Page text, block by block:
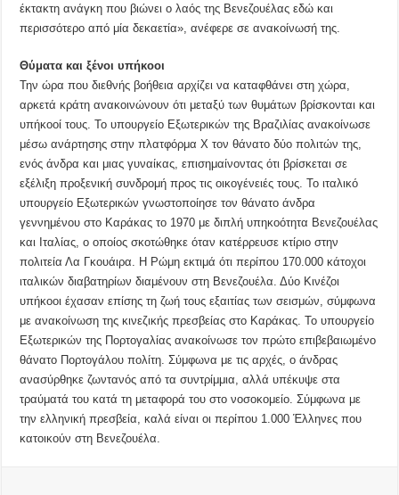
έκτακτη ανάγκη που βιώνει ο λαός της Βενεζουέλας εδώ και
περισσότερο από μία δεκαετία», ανέφερε σε ανακοίνωσή της.
Θύματα και ξένοι υπήκοοι
Την ώρα που διεθνής βοήθεια αρχίζει να καταφθάνει στη χώρα,
αρκετά κράτη ανακοινώνουν ότι μεταξύ των θυμάτων βρίσκονται και
υπήκοοί τους. Το υπουργείο Εξωτερικών της Βραζιλίας ανακοίνωσε
μέσω ανάρτησης στην πλατφόρμα X τον θάνατο δύο πολιτών της,
ενός άνδρα και μιας γυναίκας, επισημαίνοντας ότι βρίσκεται σε
εξέλιξη προξενική συνδρομή προς τις οικογένειές τους. Το ιταλικό
υπουργείο Εξωτερικών γνωστοποίησε τον θάνατο άνδρα
γεννημένου στο Καράκας το 1970 με διπλή υπηκοότητα Βενεζουέλας
και Ιταλίας, ο οποίος σκοτώθηκε όταν κατέρρευσε κτίριο στην
πολιτεία Λα Γκουάιρα. Η Ρώμη εκτιμά ότι περίπου 170.000 κάτοχοι
ιταλικών διαβατηρίων διαμένουν στη Βενεζουέλα. Δύο Κινέζοι
υπήκοοι έχασαν επίσης τη ζωή τους εξαιτίας των σεισμών, σύμφωνα
με ανακοίνωση της κινεζικής πρεσβείας στο Καράκας. Το υπουργείο
Εξωτερικών της Πορτογαλίας ανακοίνωσε τον πρώτο επιβεβαιωμένο
θάνατο Πορτογάλου πολίτη. Σύμφωνα με τις αρχές, ο άνδρας
ανασύρθηκε ζωντανός από τα συντρίμμια, αλλά υπέκυψε στα
τραύματά του κατά τη μεταφορά του στο νοσοκομείο. Σύμφωνα με
την ελληνική πρεσβεία, καλά είναι οι περίπου 1.000 Έλληνες που
κατοικούν στη Βενεζουέλα.